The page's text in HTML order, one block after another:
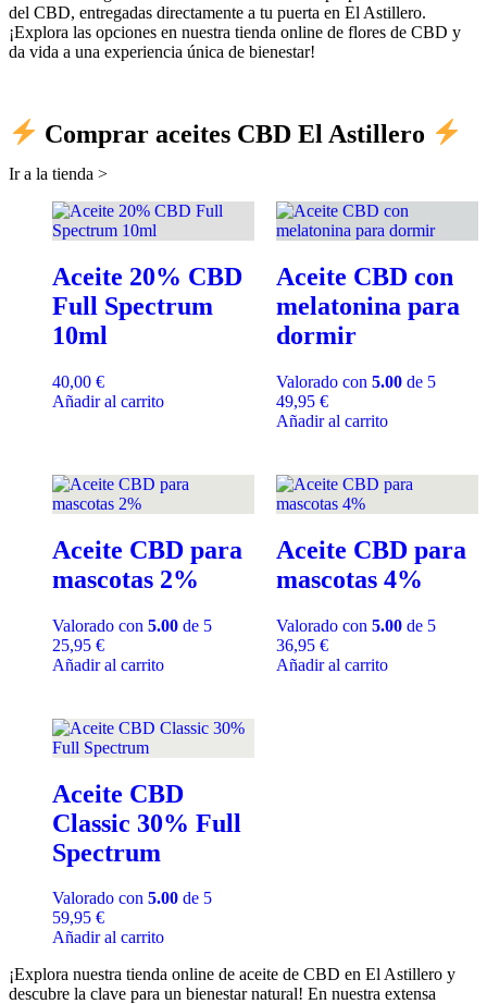
del CBD, entregadas directamente a tu puerta en El Astillero.
¡Explora las opciones en nuestra tienda online de flores de CBD y
da vida a una experiencia única de bienestar!
Comprar aceites CBD El Astillero
Ir a la tienda >
Aceite 20% CBD
Full Spectrum
10ml
40,00 €
Añadir al carrito
Aceite CBD con
melatonina para
dormir
Valorado con 5.00 de 5
49,95 €
Añadir al carrito
Aceite CBD para
mascotas 2%
Valorado con 5.00 de 5
25,95 €
Añadir al carrito
Aceite CBD para
mascotas 4%
Valorado con 5.00 de 5
36,95 €
Añadir al carrito
Aceite CBD
Classic 30% Full
Spectrum
Valorado con 5.00 de 5
59,95 €
Añadir al carrito
¡Explora nuestra tienda online de aceite de CBD en El Astillero y
descubre la clave para un bienestar natural! En nuestra extensa